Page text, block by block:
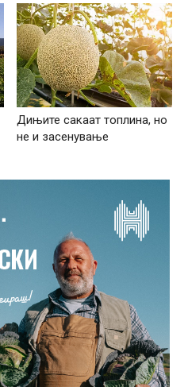
Дињите сакаат топлина, но
не и засенување